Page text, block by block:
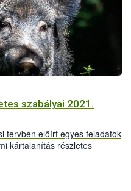
szabályai 2021.
tervben előírt egyes feladatok
kártalanítás részletes